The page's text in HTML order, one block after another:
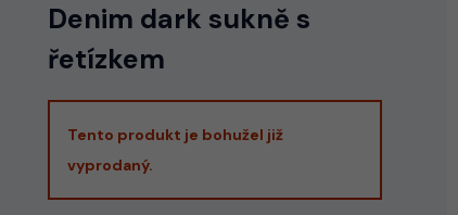
Denim dark sukně s
řetízkem
Tento produkt je bohužel již
vyprodaný.